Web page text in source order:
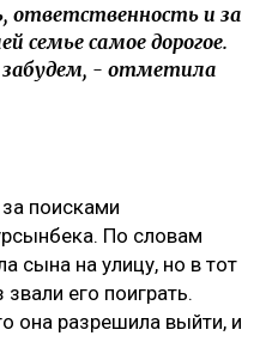
ответственность и за
семье самое дорогое.
забудем, - отметила
за поисками
По словам
сына на улицу, но в тот
его поиграть.
она разрешила выйти, и